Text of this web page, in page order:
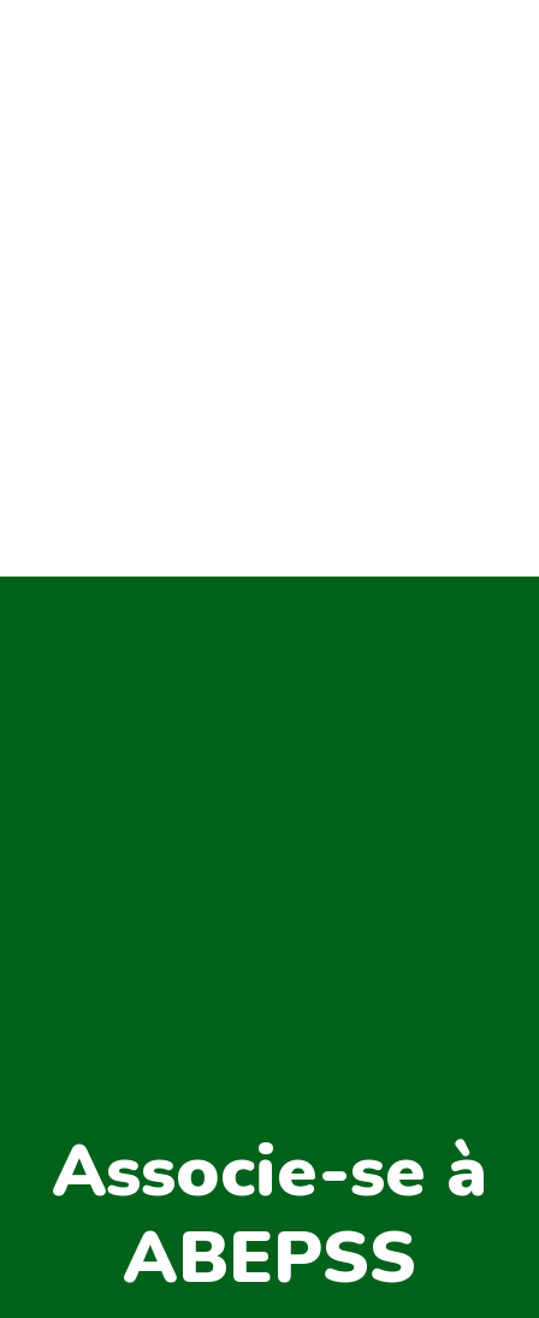
Associe-se à
ABEPSS